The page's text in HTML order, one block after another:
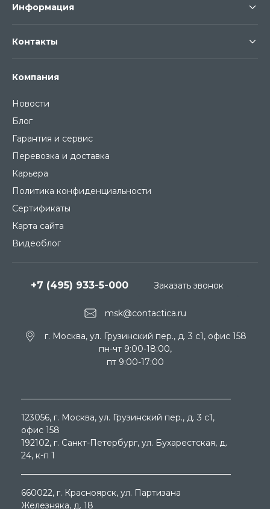
Компания
Новости
Блог
Гарантия и сервис
Перевозка и доставка
Карьера
Политика конфиденциальности
Сертификаты
Карта сайта
Видеоблог
Информация
Контакты
msk@contactica.ru
+7 (495) 933-5-000
г. Москва, ул. Грузинский пер., д. 3 c1, офис 158
пн-чт 9:00-18:00,
пт 9:00-17:00
Заказать звонок
123056, г. Москва, ул. Грузинский пер., д. 3 c1,
офис 158
192102, г. Санкт-Петербург, ул. Бухарестская, д.
24, к-п 1
660022, г. Красноярск, ул. Партизана
Железняка, д. 18